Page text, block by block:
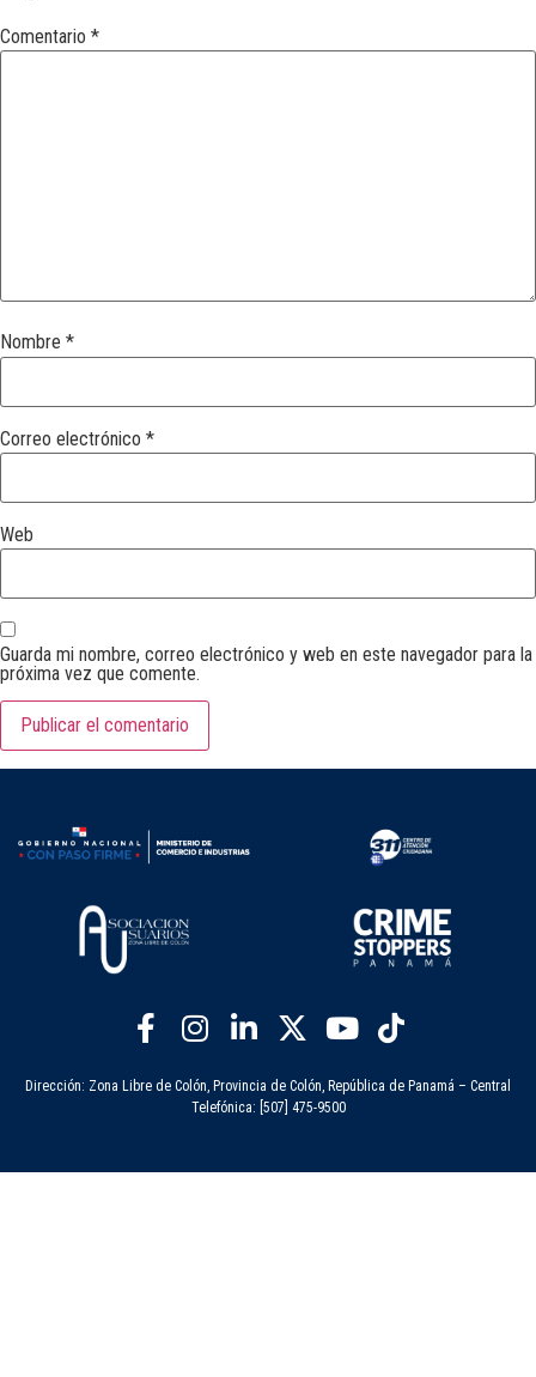
Comentario *
Nombre *
Correo electrónico *
Web
Guarda mi nombre, correo electrónico y web en este navegador para la
próxima vez que comente.
Dirección: Zona Libre de Colón, Provincia de Colón, República de Panamá – Central
Telefónica: [507] 475-9500